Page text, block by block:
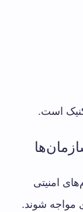
است.
امنیتی
شوند.